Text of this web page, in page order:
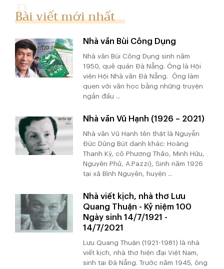
Bài viết mới nhất
Nhà văn Bùi Công Dụng
Nhà văn Bùi Công Dụng sinh năm
1950, quê quán Đà Nẵng. Ông là Hội
viên Hội Nhà văn Đà Nẵng. Ông làm
quen với văn học bằng những truyện
ngắn đầu ...
Nhà văn Vũ Hạnh (1926 – 2021)
Nhà văn Vũ Hạnh tên thật là Nguyễn
Đức Dũng Bút danh khác: Hoàng
Thanh Kỳ, cô Phương Thảo, Minh Hữu,
Nguyên Phủ, A.Pazzi), Sinh năm 1926
tại xã Bình Nguyên, huyện ...
Nhà viết kịch, nhà thơ Lưu
Quang Thuận - Kỷ niệm 100
Ngày sinh 14/7/1921 -
14/7/2021
Lưu Quang Thuận (1921-1981) là nhà
viết kịch, nhà thơ hiện đại Việt Nam,
sinh tại Đà Nẵng. Trước năm 1945, ông